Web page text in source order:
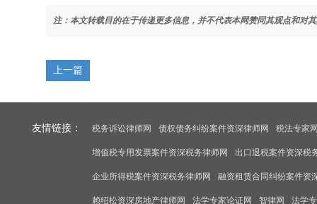
注：本文转载目的在于传递更多信息，并不代表本网赞同其观点和对
上一篇
友情链接： 税务诉讼律师网 债权债务纠纷案件资深律师网 税法专家
增值税专用发票案件资深税务律师网 出口退税案件资深税
企业所得税案件资深税务律师网 融资租赁合同纠纷案件资
赖绍松资深房地产律师网 法学专家论证网 智律网 法学